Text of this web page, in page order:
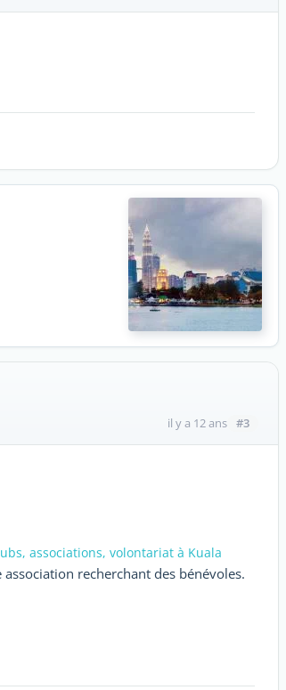
il y a 12 ans #3
associations, volontariat à Kuala
recherchant des bénévoles.